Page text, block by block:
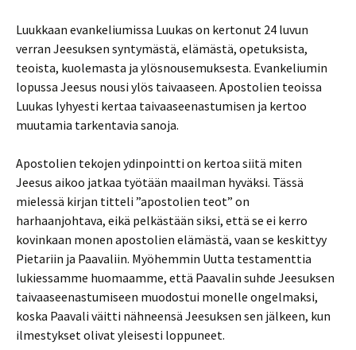
Luukkaan evankeliumissa Luukas on kertonut 24 luvun
verran Jeesuksen syntymästä, elämästä, opetuksista,
teoista, kuolemasta ja ylösnousemuksesta. Evankeliumin
lopussa Jeesus nousi ylös taivaaseen. Apostolien teoissa
Luukas lyhyesti kertaa taivaaseenastumisen ja kertoo
muutamia tarkentavia sanoja.
Apostolien tekojen ydinpointti on kertoa siitä miten
Jeesus aikoo jatkaa työtään maailman hyväksi. Tässä
mielessä kirjan titteli ”apostolien teot” on
harhaanjohtava, eikä pelkästään siksi, että se ei kerro
kovinkaan monen apostolien elämästä, vaan se keskittyy
Pietariin ja Paavaliin. Myöhemmin Uutta testamenttia
lukiessamme huomaamme, että Paavalin suhde Jeesuksen
taivaaseenastumiseen muodostui monelle ongelmaksi,
koska Paavali väitti nähneensä Jeesuksen sen jälkeen, kun
ilmestykset olivat yleisesti loppuneet.